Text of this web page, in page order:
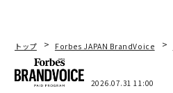
トップ Forbes JAPAN BrandVoice
2026.07.31 11:00